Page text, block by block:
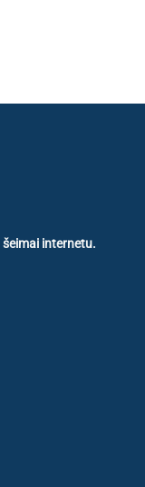
internetu.